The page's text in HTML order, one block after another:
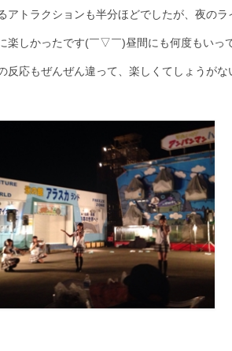
アトラクションも半分ほどでしたが、夜の
楽しかったです(￣▽￣)昼間にも何度もいっ
反応もぜんぜん違って、楽しくてしょうがな